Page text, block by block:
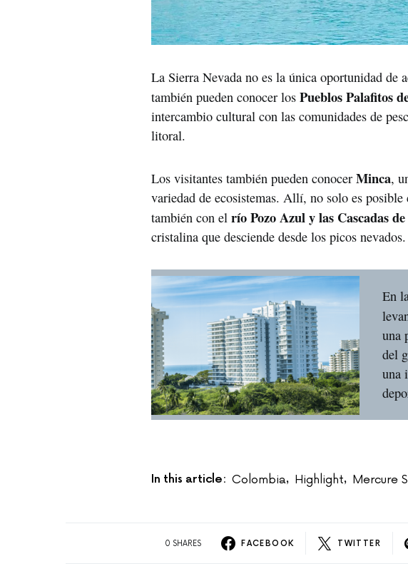
La Sierra Nevada no es la única oportunidad de
también pueden conocer los Pueblos Palafitos
intercambio cultural con las comunidades de
litoral.
Los visitantes también pueden conocer Minca,
variedad de ecosistemas. Allí, no solo es
también con el río Pozo Azul y las Cascadas
cristalina que desciende desde los picos nevados.
En
una
del
una
In this article: Colombia, Highlight, Mercure
0 SHARES FACEBOOK TWITTER